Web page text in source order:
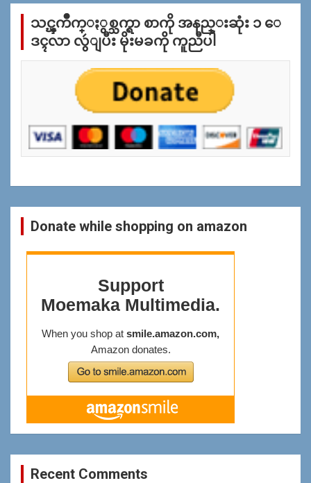
က္
န္
သင္ၾကိဳက္ႏွစ္သက္ရာ စာကို အနည္းဆုံး ၁ ေ
ဒၚလာ လွဴျပီး မိုးမခကို ကူညီပါ
Donate while shopping on amazon
Recent Comments